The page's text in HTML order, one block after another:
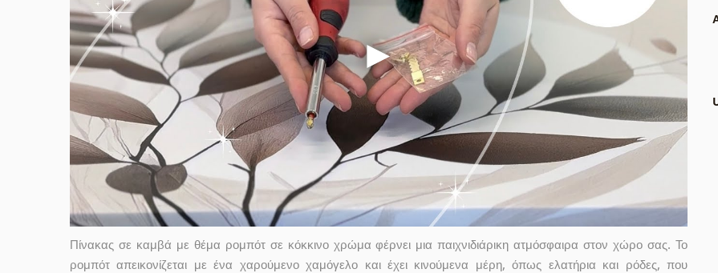
Πίνακας σε καμβά με θέμα ρομπότ σε κόκκινο χρώμα φέρνει μια παιχνιδιάρικη ατμόσφαιρα στον χώρο σας. Το
ρομπότ απεικονίζεται με ένα χαρούμενο χαμόγελο και έχει κινούμενα μέρη, όπως ελατήρια και ρόδες, που